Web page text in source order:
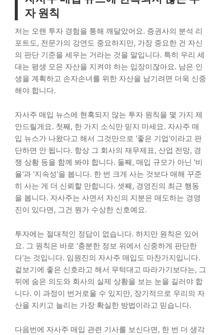
자 원칙
저는 오랜 투자 경험을 통해 깨달았어요. 증권사의 분석 리
포트도, 전문가의 강연도 중요하지만, 가장 중요한 건 자신
의 판단 기준을 세우는 거라는 것을 말입니다. 특히 우리 세
대는 평생 모은 자산을 지켜야 하는 입장이잖아요. 남은 인
생을 계획하고 손자손녀를 위한 자산을 남기려면 더욱 신중
해야 합니다.
자사주 매입 뉴스에 현혹되지 않는 투자 원칙을 몇 가지 제
안드릴게요. 첫째, 한 가지 소식만 믿지 마세요. 자사주 매
입 뉴스가 나왔다고 해서 그것만으로 '좋은 기업'이라고 판
단하면 안 됩니다. 항상 그 회사의 재무제표, 산업 전망, 경
쟁 상황 등을 함께 봐야 합니다. 둘째, 매입 규모가 아닌 '비
율'과 '지속성'을 봅니다. 한 번 크게 사는 것보다 매해 꾸준
히 사는 게 더 신뢰할 만합니다. 셋째, 경영진의 최근 행동
을 봅니다. 자사주는 사면서 자신의 지분은 매도하는 경영
진이 있다면, 그건 뭔가 수상한 신호예요.
투자에는 절대적인 정답이 없습니다. 하지만 원칙은 있어
요. 그 원칙은 바로 '충분한 정보 위에서 신중하게 판단한
다'는 것입니다. 임원진의 자사주 매입도 마찬가지입니다.
겉보기에 좋은 신호라고 해서 무턱대고 따라가기보다는, 그
뒤에 숨은 의도와 회사의 실제 상황을 보는 눈을 길러야 합
니다. 이 과정이 번거로울 수 있지만, 장기적으로 우리의 자
산을 지키고 늘리는 가장 확실한 방법이라고 믿습니다.
다음번에 자사주 매입 관련 기사를 보신다면, 한 번 더 생각